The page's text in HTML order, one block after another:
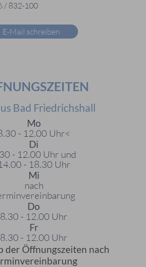
/ 832-100
E-Mail schreiben
Bad Friedrichshall
Mo
- 12.00 Uhr<
Di
- 12.00 Uhr und
- 18.30 Uhr
Mi
nach
Do
8.30 - 12.00 Uhr
Fr
8.30 - 12.00 Uhr
der Öffnungszeiten nach